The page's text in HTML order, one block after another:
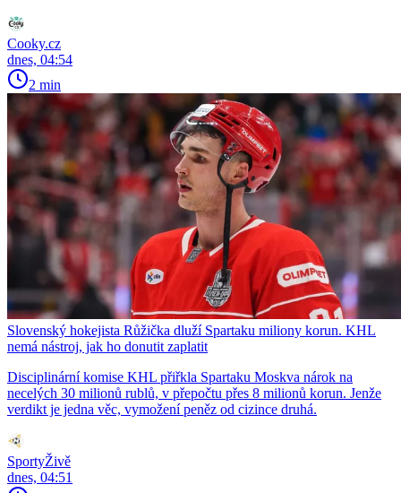
Cooky.cz
dnes, 04:54
2 min
Slovenský hokejista Růžička dluží Spartaku miliony korun. KHL
nemá nástroj, jak ho donutit zaplatit
Disciplinární komise KHL přiřkla Spartaku Moskva nárok na
necelých 30 milionů rublů, v přepočtu přes 8 milionů korun. Jenže
verdikt je jedna věc, vymožení peněz od cizince druhá.
SportyŽivě
dnes, 04:51